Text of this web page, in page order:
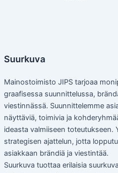
Suurkuva
Mainostoimisto JIPS tarjoaa
graafisessa suunnittelussa,
viestinnässä. Suunnittelemme
näyttäviä, toimivia ja
ideasta valmiiseen toteutukseen.
strategisen ajattelun, jotta
asiakkaan brändiä ja viestintää.
Suurkuva tuottaa erilaisia